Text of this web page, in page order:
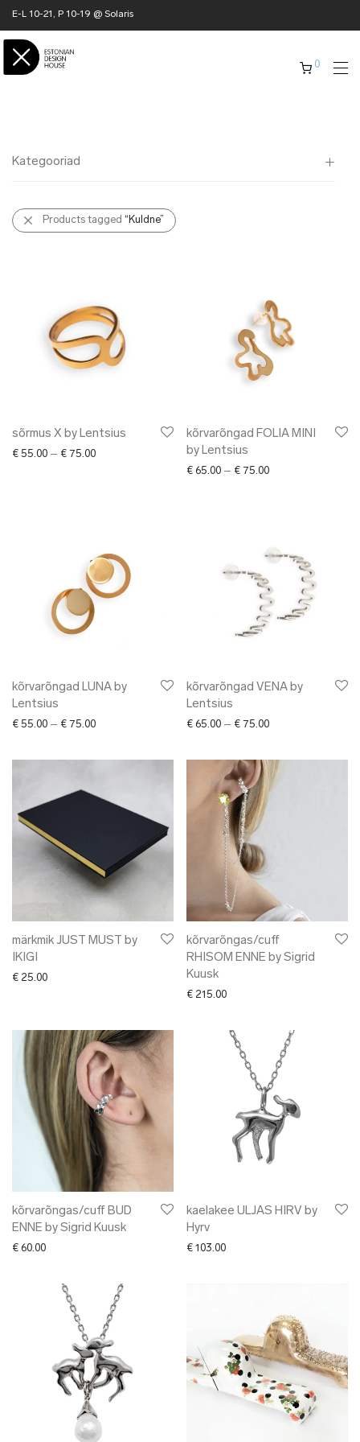
E-L 10-21, P 10-19 @ Solaris
0
Kategooriad
Kõik
✖ KODU
✖ ONLY @ EDH
✖ LÕPUMÜÜK
Products tagged “Kuldne”
sõrmus X by Lentsius
€ 55.00 – € 75.00Price range: € 55.00 through € 75.00
kõrvarõngad FOLIA MINI
by Lentsius
€ 65.00 – € 75.00Price range: €
kõrvarõngad LUNA by
Lentsius
€ 55.00 – € 75.00Price range: € 55.00 through € 75.00
kõrvarõngad VENA by
Lentsius
€ 65.00 – € 75.00Price range: €
märkmik JUST MUST by
IKIGI
€ 25.00
kõrvarõngas/cuff
RHISOM ENNE by Sigrid
Kuusk
€ 215.00
kõrvarõngas/cuff BUD
ENNE by Sigrid Kuusk
€ 60.00
kaelakee ULJAS HIRV by
Hyrv
€ 103.00